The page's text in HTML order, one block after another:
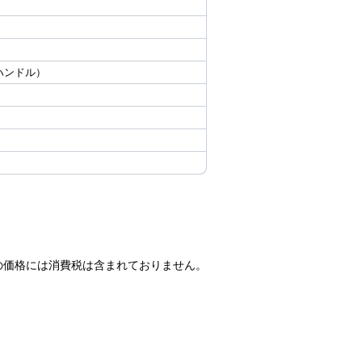
ドル）
格には消費税は含まれておりません。